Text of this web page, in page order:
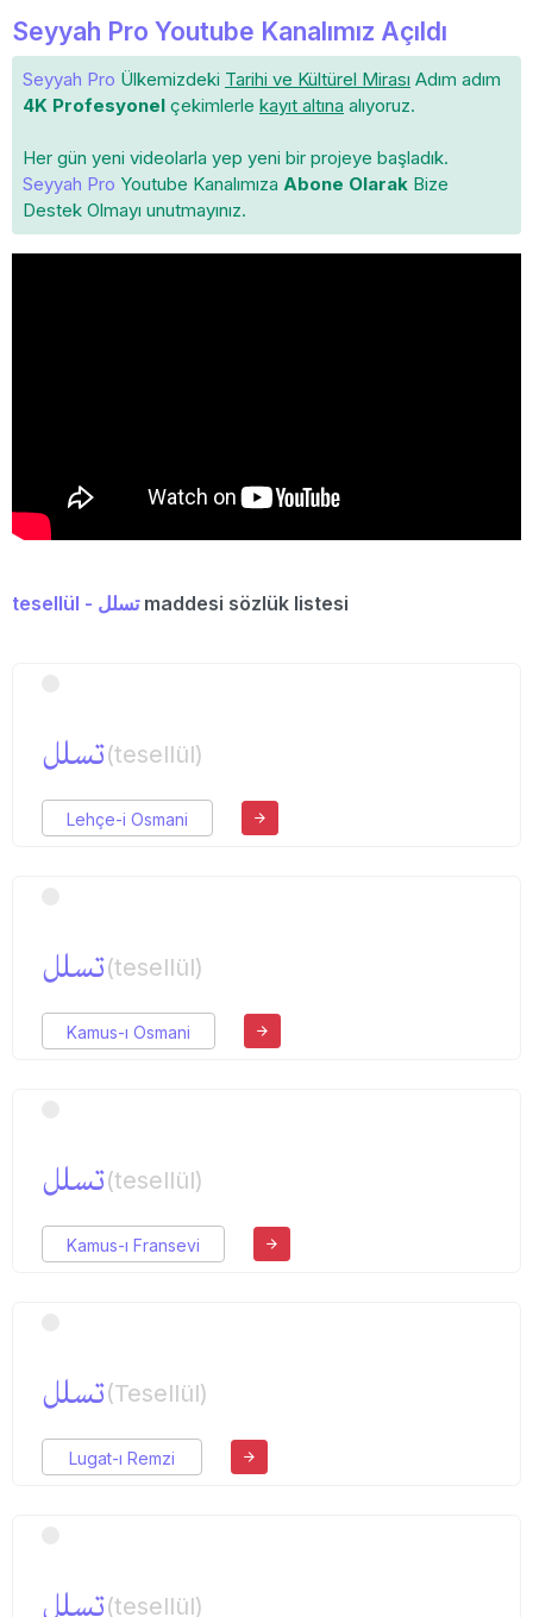
Seyyah Pro Youtube Kanalımız Açıldı
Seyyah Pro Ülkemizdeki Tarihi ve Kültürel Mirası Adım adım
4K Profesyonel çekimlerle kayıt altına alıyoruz.
Her gün yeni videolarla yep yeni bir projeye başladık.
Seyyah Pro Youtube Kanalımıza Abone Olarak Bize
Destek Olmayı unutmayınız.
tesellül - تسللmaddesi sözlük listesi
تسلل(tesellül)
Lehçe-i Osmani
تسلل(tesellül)
Kamus-ı Osmani
تسلل(tesellül)
Kamus-ı Fransevi
تسلل(Tesellül)
Lugat-ı Remzi
تسلل(tesellül)